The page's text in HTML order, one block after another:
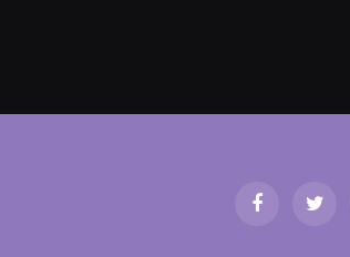
FacebookTwitter